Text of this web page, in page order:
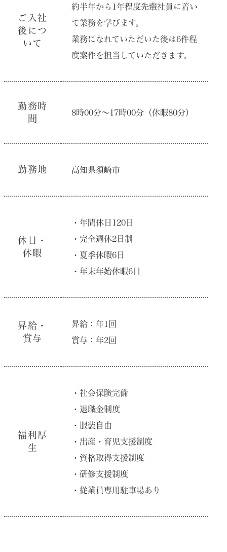
ご⼊社
後につ
いて
約半年から1年程度先輩社員に着い
て業務を学びます。
業務になれていただいた後は6件程
度案件を担当していただきます。
勤務時
間
8時00分〜17時00分（休暇80分）
勤務地 ⾼知県須崎市
休⽇・
休暇
・年間休⽇120⽇
・完全週休2⽇制
・夏季休暇6⽇
・年末年始休暇6⽇
昇給・
賞与
昇給：年1回
賞与：年2回
福利厚
⽣
・社会保険完備
・退職⾦制度
・服装⾃由
・出産・育児⽀援制度
・資格取得⽀援制度
・研修⽀援制度
・従業員専⽤駐⾞場あり